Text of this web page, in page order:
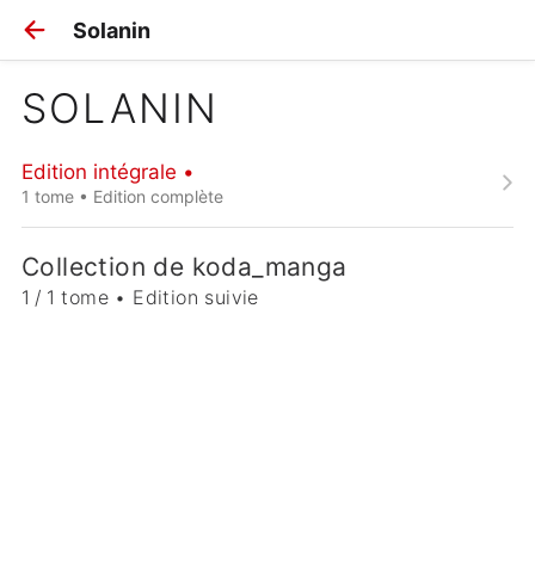
Solanin
SOLANIN
Edition intégrale •
1 tome • Edition complète
Collection de koda_manga
1 / 1 tome • Edition suivie